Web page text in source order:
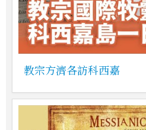
教宗方濟各訪科西嘉